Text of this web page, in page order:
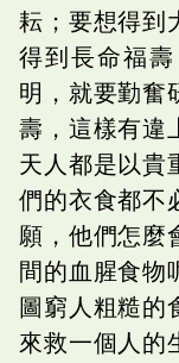
耘；要想得到
得到長命福
明，就要勤奮
壽，這樣有違
天人都是以貴
們的衣食都不
願，他們怎麼
間的血腥食物
圖窮人粗糙的
來救一個人的